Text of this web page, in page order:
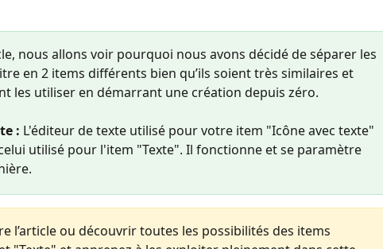
nous allons voir pourquoi nous avons décidé de séparer les
en 2 items différents bien qu’ils soient très similaires et
les utiliser en démarrant une création depuis zéro.
: L'éditeur de texte utilisé pour votre item "Icône avec texte"
utilisé pour l'item "Texte". Il fonctionne et se paramètre
l’article ou découvrir toutes les possibilités des items